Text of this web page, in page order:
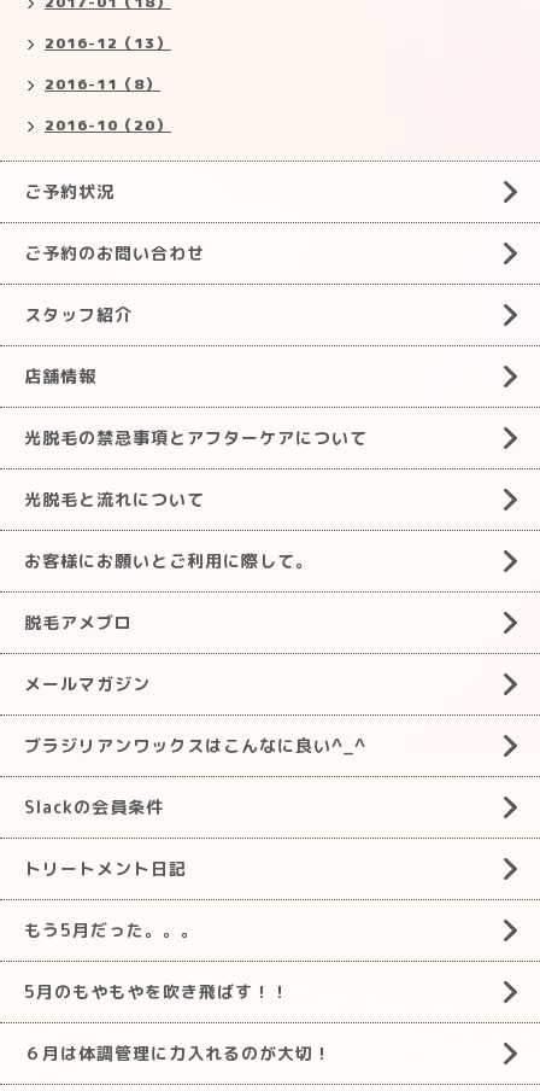
2016-12（13）
2016-11（8）
2016-10（20）
ご予約状況
ご予約のお問い合わせ
スタッフ紹介
店舗情報
光脱毛の禁忌事項とアフターケアについて
光脱毛と流れについて
お客様にお願いとご利用に際して。
脱毛アメブロ
メールマガジン
ブラジリアンワックスはこんなに良い^_^
Slackの会員条件
トリートメント日記
もう5月だった。。。
5月のもやもやを吹き飛ばす！！
６月は体調管理に力入れるのが大切！